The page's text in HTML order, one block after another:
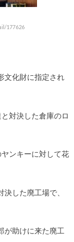
177626
文化財に指定され
対決した倉庫のロ
ンキーに対して花
した廃工場で、
が助けに来た廃工